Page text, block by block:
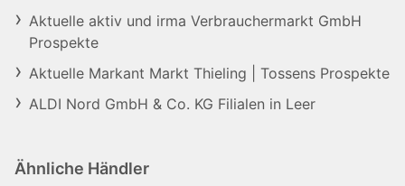
Aktuelle aktiv und irma Verbrauchermarkt GmbH
Prospekte
Aktuelle Markant Markt Thieling | Tossens Prospekte
ALDI Nord GmbH & Co. KG Filialen in Leer
Ähnliche Händler